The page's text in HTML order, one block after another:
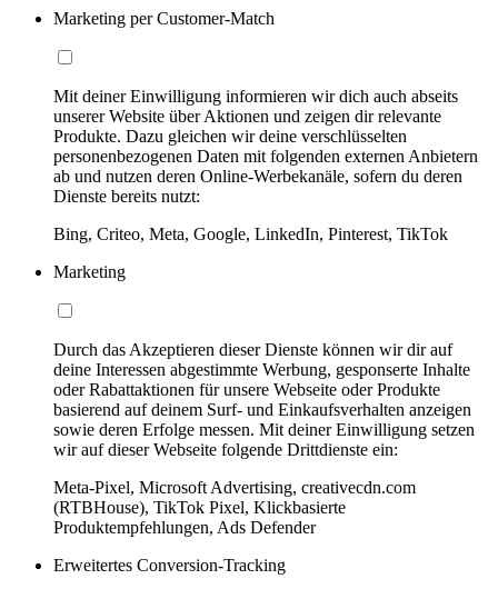
Marketing per Customer-Match
Mit deiner Einwilligung informieren wir dich auch abseits
unserer Website über Aktionen und zeigen dir relevante
Produkte. Dazu gleichen wir deine verschlüsselten
personenbezogenen Daten mit folgenden externen Anbietern
ab und nutzen deren Online-Werbekanäle, sofern du deren
Dienste bereits nutzt:
Bing, Criteo, Meta, Google, LinkedIn, Pinterest, TikTok
Marketing
Durch das Akzeptieren dieser Dienste können wir dir auf
deine Interessen abgestimmte Werbung, gesponserte Inhalte
oder Rabattaktionen für unsere Webseite oder Produkte
basierend auf deinem Surf- und Einkaufsverhalten anzeigen
sowie deren Erfolge messen. Mit deiner Einwilligung setzen
wir auf dieser Webseite folgende Drittdienste ein:
Meta-Pixel, Microsoft Advertising, creativecdn.com
(RTBHouse), TikTok Pixel, Klickbasierte
Produktempfehlungen, Ads Defender
Erweitertes Conversion-Tracking